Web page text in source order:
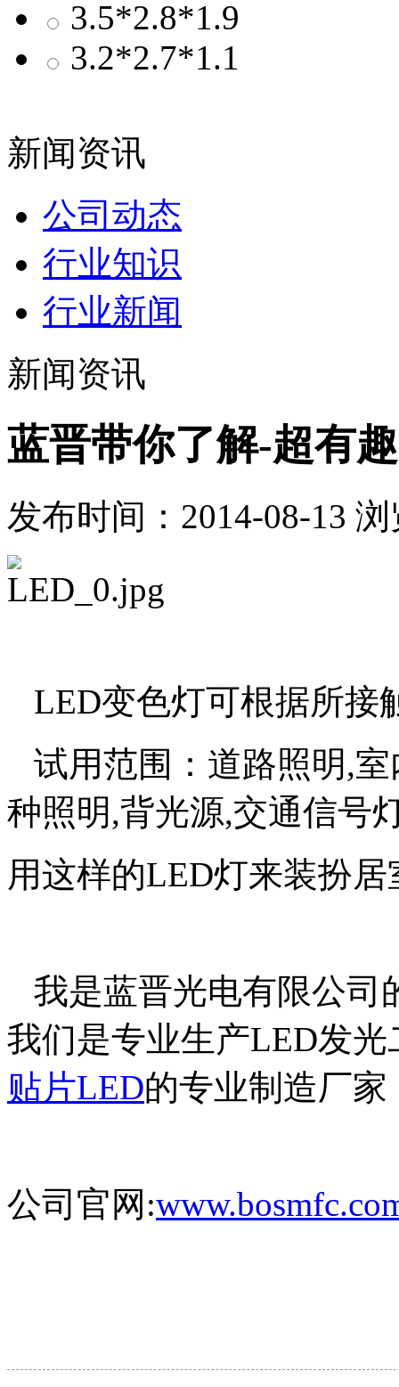
3.5*2.8*1.9
3.2*2.7*1.1
新闻资讯
公司动态
行业知识
行业新闻
新闻资讯
蓝晋带你了解-超有
发布时间：2014-08-13
LED变色灯可根据所接
试用范围：道路照明,
种照明,背光源,交通信号
用这样的LED灯来装扮
我是蓝晋光电有限公司
我们是专业生产LED发
贴片LED的专业制造厂
公司官网: